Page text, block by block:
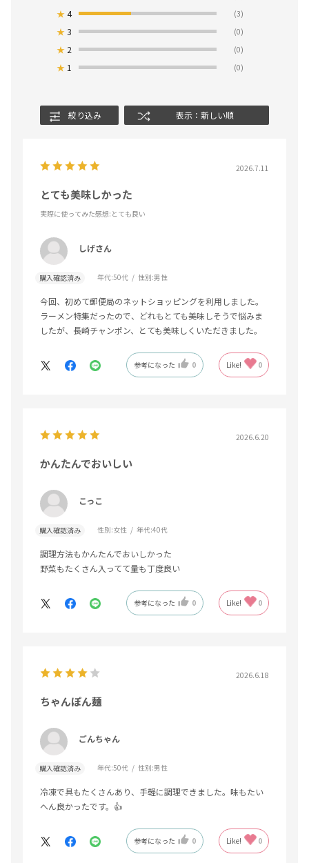
★4 (3)
★3 (0)
★ 2 (0)
★ 1 (0)
絞り込み 表示：新しい順
2026.7.11
とても美味しかった
実際に使ってみた感想:とても良い
しげさん
購入確認済み 年代:50代 性別:男性
今回、初めて郵便局のネットショッピングを利用しました。
ラーメン特集だったので、どれもとても美味しそうで悩みま
したが、長崎チャンポン、とても美味しくいただきました。
参考になった 0 Like! 0
2026.6.20
かんたんでおいしい
こっこ
購入確認済み 性別:女性 年代:40代
調理方法もかんたんでおいしかった
野菜もたくさん入ってて量も丁度良い
参考になった 0 Like! 0
2026.6.18
ちゃんぽん麺
ごんちゃん
購入確認済み 年代:50代 性別:男性
冷凍で具もたくさんあり、手軽に調理できました。味もたい
へん良かったです。👍
参考になった 0 Like! 0